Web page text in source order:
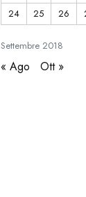
Settembre2018
24
25 26
« Ago Ott »